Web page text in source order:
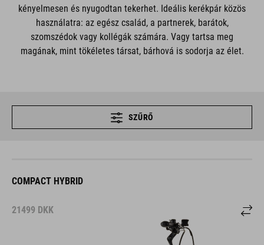
kényelmesen és nyugodtan tekerhet. Ideális kerékpár közös
használatra: az egész család, a partnerek, barátok,
szomszédok vagy kollégák számára. Vagy tartsa meg
magának, mint tökéletes társat, bárhová is sodorja az élet.
SZŰRŐ
COMPACT HYBRID
21499 DKK